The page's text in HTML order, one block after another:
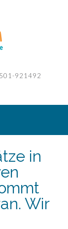
921492
in
Wir